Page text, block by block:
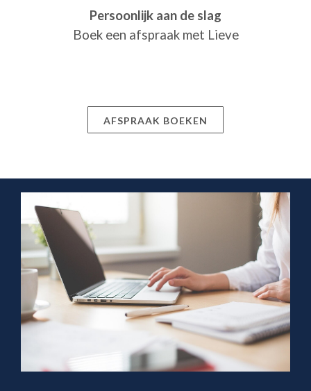
Persoonlijk aan de slag
Boek een afspraak met Lieve
AFSPRAAK BOEKEN